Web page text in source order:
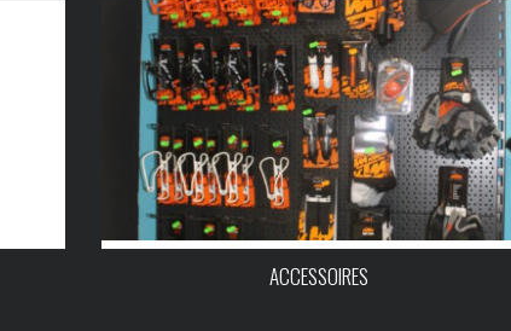
ACCESSOIRES